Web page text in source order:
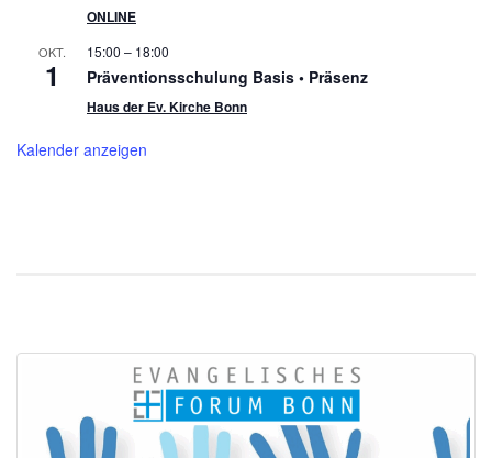
ONLINE
OKT.
1
15:00 – 18:00
Präventionsschulung Basis • Präsenz
Haus der Ev. Kirche Bonn
Kalender anzeigen